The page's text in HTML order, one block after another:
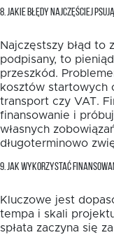
8. JAKIE BŁĘDY NAJCZĘŚCIEJ
Najczęstszy błąd to
podpisany, to
przeszkód.
kosztów startowych
transport czy VAT.
finansowanie i
własnych
długoterminowo
9. JAK WYKORZYSTAĆ
Kluczowe jest
tempa i skali
spłata zaczyna się